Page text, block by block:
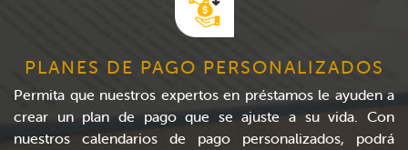
PLANES DE PAGO PERSONALIZADOS
Permita que nuestros expertos en préstamos le ayuden a
crear un plan de pago que se ajuste a su vida. Con
nuestros calendarios de pago personalizados, podrá